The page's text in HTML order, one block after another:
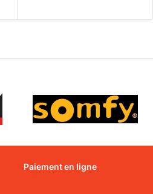
Paiement en ligne